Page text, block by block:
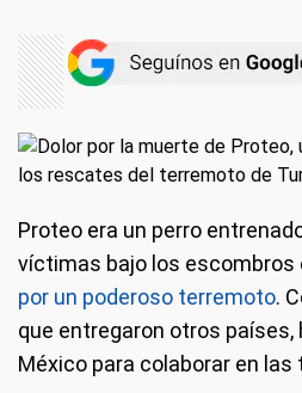
Proteo era un perro
víctimas bajo los escombros
por un poderoso terremoto.
que entregaron otros países,
México para colaborar en